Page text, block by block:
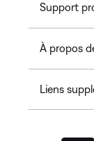
Support
À propos
Liens